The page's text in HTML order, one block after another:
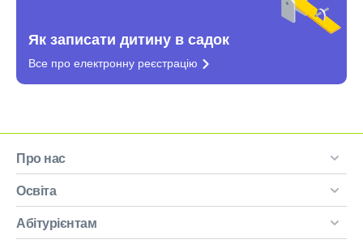
Як записати дитину в садок
Все про електронну реєстрацію
Про нас
Освіта
Абітурієнтам